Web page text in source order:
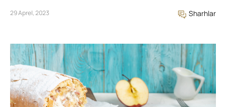
29 Aprel, 2023 Sharhlar